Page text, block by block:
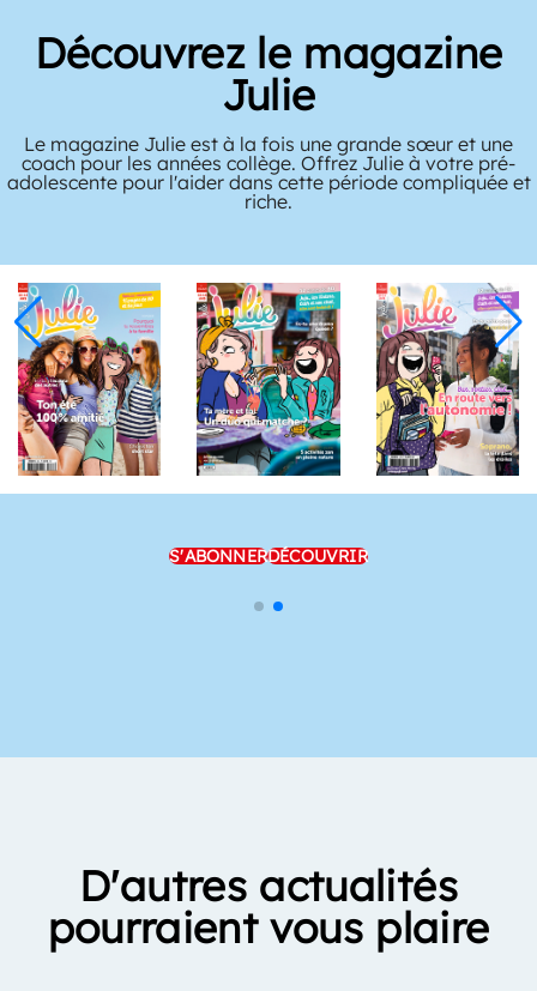
Découvrez le magazine
Julie
Le magazine Julie est à la fois une grande sœur et une
coach pour les années collège. Offrez Julie à votre pré-
adolescente pour l'aider dans cette période compliquée et
riche.
S'ABONNERDÉCOUVRIR
D'autres actualités
pourraient vous plaire